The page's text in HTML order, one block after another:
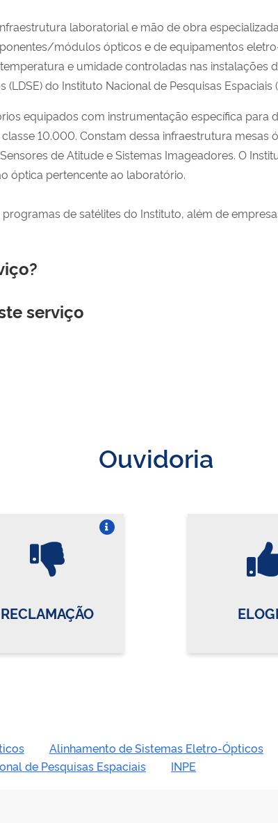
laboratorial e mão de obra
módulos ópticos e de equipamentos
e umidade controladas nas instalações
do Instituto Nacional de Pesquisas Espaciais
equipados com instrumentação específica para
10.000. Constam dessa infraestrutura mesas
de Atitude e Sistemas Imageadores. O
óptica pertencente ao laboratório.
de satélites do Instituto, além de
serviço
Ouvidoria
RECLAMAÇÃO
Alinhamento de Sistemas Eletro-Ópticos
de Pesquisas Espaciais INPE